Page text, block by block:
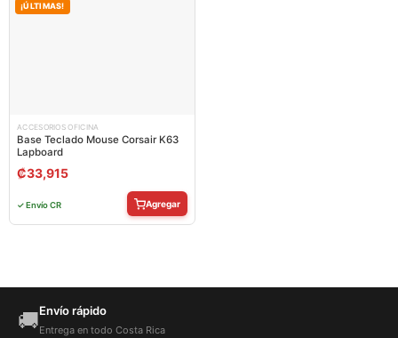
¡ÚLTIMAS!
ACCESORIOS OFICINA
Base Teclado Mouse Corsair K63
Lapboard
₡33,915
✓ Envío CR Agregar
🚚Envío rápido
Entrega en todo Costa Rica